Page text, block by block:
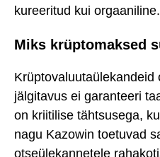
kureeritud kui orgaaniline.
Miks krüptomaksed
Krüptovaluutaülekandeid
jälgitavus ei garanteeri
on kriitilise tähtsusega,
nagu Kazowin toetuvad
otseülekannetele